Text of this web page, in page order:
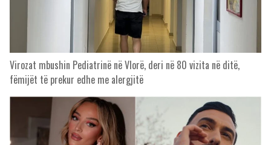
Virozat mbushin Pediatrinë në Vlorë, deri në 80 vizita në ditë,
fëmijët të prekur edhe me alergjitë